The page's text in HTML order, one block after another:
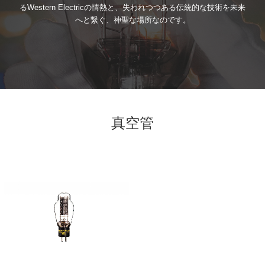
るWestern Electricの情熱と、失われつつある伝統的な技術を未来
へと繋ぐ、神聖な場所なのです。
真空管